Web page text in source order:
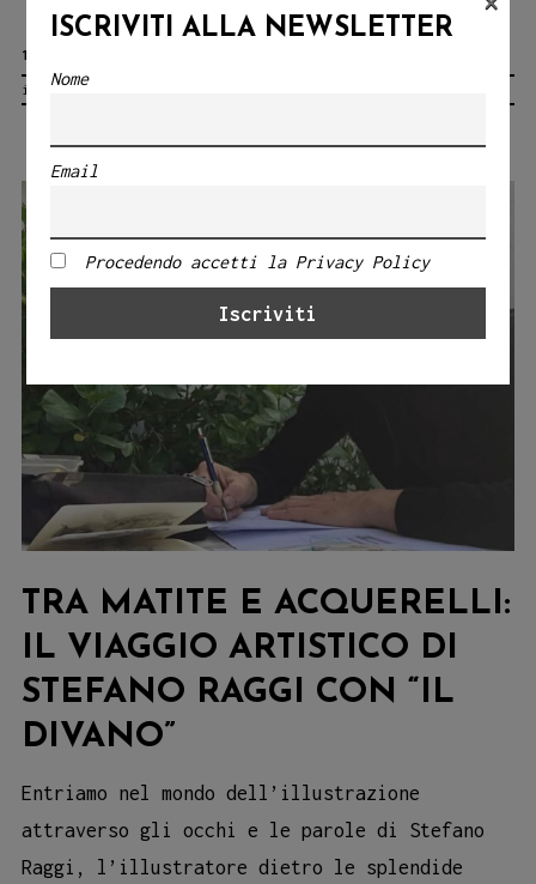
quinte
Carlotta
Galbo
14 MAGGIO 2024
ideestortepaper
TRA MATITE E ACQUERELLI:
IL VIAGGIO ARTISTICO DI
STEFANO RAGGI CON “IL
DIVANO”
Entriamo nel mondo dell’illustrazione
attraverso gli occhi e le parole di Stefano
Raggi, l’illustratore dietro le splendide
ISCRIVITI ALLA NEWSLETTER
Nome
Email
Procedendo accetti la Privacy Policy